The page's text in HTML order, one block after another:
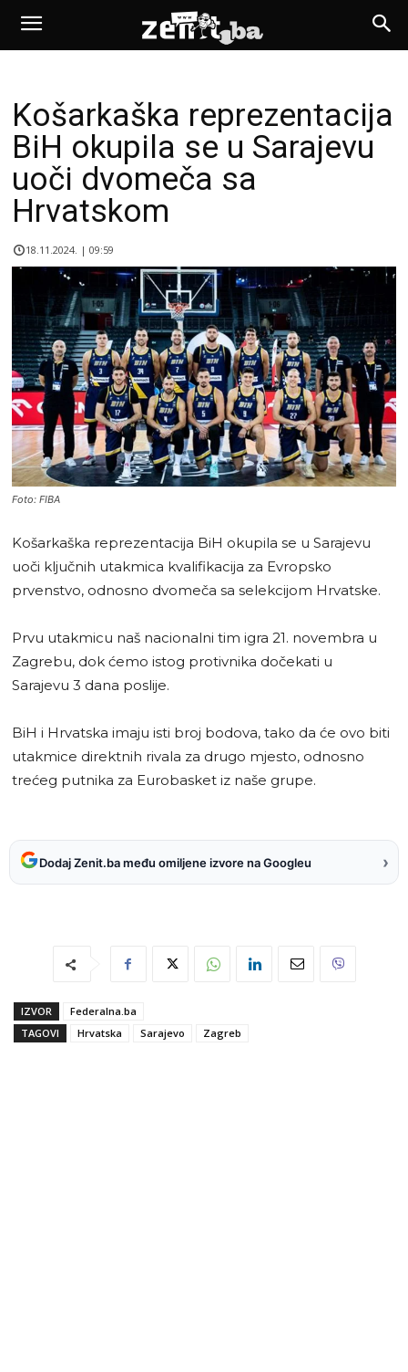
Košarkaška reprezentacija
BiH okupila se u Sarajevu
uoči dvomeča sa
Hrvatskom
18.11.2024. | 09:59
Foto: FIBA
Košarkaška reprezentacija BiH okupila se u Sarajevu
uoči ključnih utakmica kvalifikacija za Evropsko
prvenstvo, odnosno dvomeča sa selekcijom Hrvatske.
Prvu utakmicu naš nacionalni tim igra 21. novembra u
Zagrebu, dok ćemo istog protivnika dočekati u
Sarajevu 3 dana poslije.
BiH i Hrvatska imaju isti broj bodova, tako da će ovo biti
utakmice direktnih rivala za drugo mjesto, odnosno
trećeg putnika za Eurobasket iz naše grupe.
Dodaj Zenit.ba među omiljene izvore na Googleu ›
IZVOR
Federalna.ba
TAGOVI
Hrvatska Sarajevo Zagreb